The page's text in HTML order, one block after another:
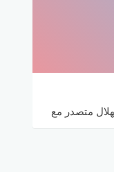
متصدر مع